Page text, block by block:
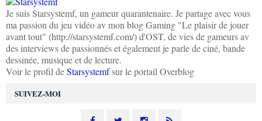
SUIVEZ-MOI
Je suis Starsystemf, un gameur quarantenaire. Je partage avec vous
ma passion du jeu vidéo av mon blog Gaming "Le plaisir de jouer
avant tout" (http://starsystemf.com/) d'OST, de vies de gameurs av
des interviews de passionnés et également je parle de ciné, bande
dessinée, musique et de lecture.
Voir le profil deStarsystemfsur le portail Overblog